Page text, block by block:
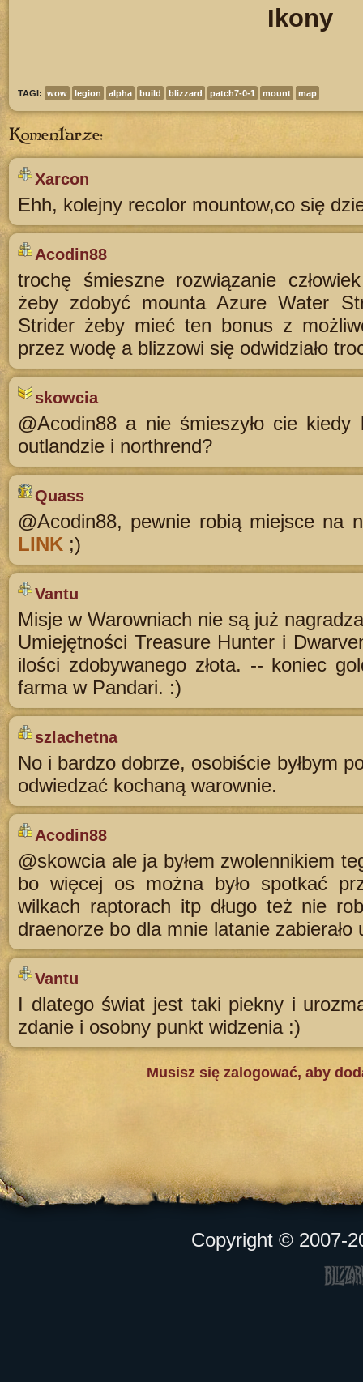
Ikony
TAGI: wow legion alpha build blizzard patch7-0-1 mount map
Komentarze:
Xarcon
Ehh, kolejny recolor mountow,co się
Acodin88
trochę śmieszne rozwiązanie
żeby zdobyć mounta Azure Water
Strider żeby mieć ten bonus z
przez wodę a blizzowi się odwidziało
skowcia
@Acodin88 a nie śmieszyło cie
outlandzie i northrend?
Quass
@Acodin88, pewnie robią miejsce na
LINK ;)
Vantu
Misje w Warowniach nie są już
Umiejętności Treasure Hunter i
ilości zdobywanego złota. -- koniec
farma w Pandari. :)
szlachetna
No i bardzo dobrze, osobiście byłbym
odwiedzać kochaną warownie.
Acodin88
@skowcia ale ja byłem zwolennikiem
bo więcej os można było spotkać
wilkach raptorach itp długo też nie
draenorze bo dla mnie latanie
Vantu
I dlatego świat jest taki piekny i
zdanie i osobny punkt widzenia :)
Musisz się zalogować, aby
Copyright © 2007-